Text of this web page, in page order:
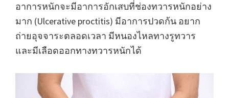
อาการหนักจะมีอาการอักเสบที่ช่องทวารหนักอย่าง
มาก (Ulcerative proctitis) มีอาการปวดก้น อยาก
ถ่ายอุจจาระตลอดเวลา มีหนองไหลทางรูทวาร
และมีเลือดออกทางทวารหนักได้